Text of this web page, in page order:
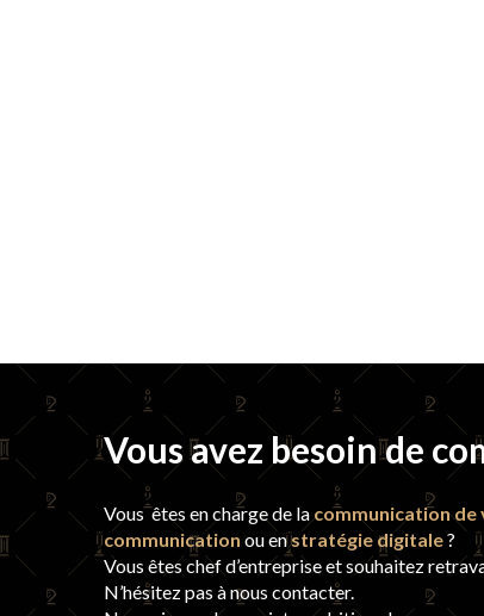
Vous avez besoin de
Vous êtes en charge de lacommunication
communication ou enstratégie digitale?
Vous êtes chef d’entreprise et souhaitez
N’hésitez pas à nous contacter.